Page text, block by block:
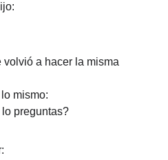
volvió a hacer la misma
mismo:
preguntas?